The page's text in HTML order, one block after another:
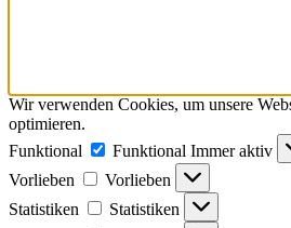
Wir verwenden Cookies, um unsere
optimieren.
Funktional
Funktional Immer aktiv
Vorlieben
Vorlieben
Statistiken
Statistiken